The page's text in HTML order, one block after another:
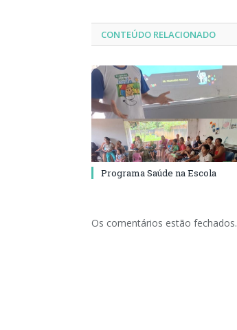
CONTEÚDO RELACIONADO
Programa Saúde na Escola
Os comentários estão fechados.